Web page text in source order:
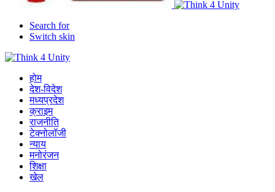
Search for
Switch skin
होम
देश-विदेश
मध्यप्रदेश
क्राइम
राजनीति
टेक्नोलॉजी
न्याय
मनोरंजन
शिक्षा
खेल